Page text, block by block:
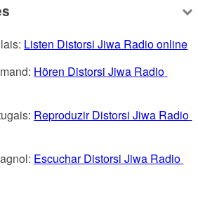
Listen Distorsi Jiwa Radio online
Hören Distorsi Jiwa Radio
Reproduzir Distorsi Jiwa Radio
Escuchar Distorsi Jiwa Radio